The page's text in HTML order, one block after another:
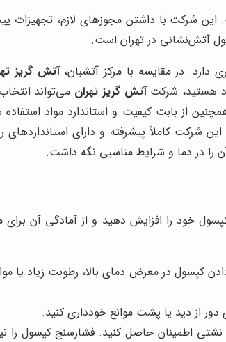
این شرکت با داشتن مجوزهای لازم، تجهیزات
آتش‌نشانی در تهران است.
در مقایسه با مرکز آتشبان،آتش گریز
هستید، شرکتآتش گریز تهران می‌تواند
از بابت کیفیت و استاندارد مواد
کاملاً پیشرفته و دارای استانداردهای
را در دما و شرایط مناسبی نگه داشت.
خود را افزایش دهید و از آمادگی آن برای
کپسول در معرض دمای بالا، رطوبت زیاد یا
از دید یا پشت موانع خودداری کنید.
اطمینان حاصل کنید. فشارسنج کپسول را